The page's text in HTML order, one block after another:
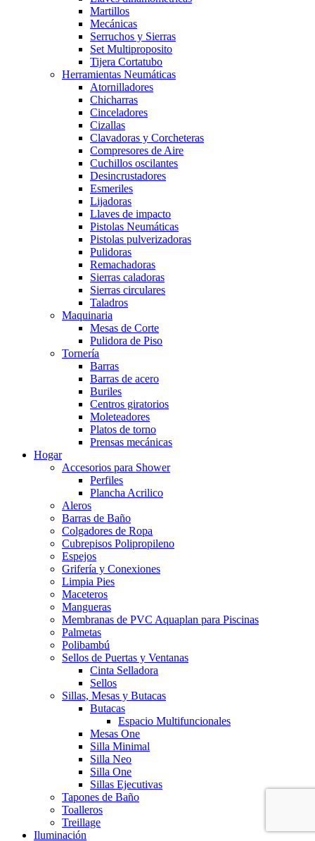
Martillos
Mecánicas
Serruchos y Sierras
Set Multiproposito
Tijera Cortatubo
Herramientas Neumáticas
Atornilladores
Chicharras
Cinceladores
Cizallas
Clavadoras y Corcheteras
Compresores de Aire
Cuchillos oscilantes
Desincrustadores
Esmeriles
Lijadoras
Llaves de impacto
Pistolas Neumáticas
Pistolas pulverizadoras
Pulidoras
Remachadoras
Sierras caladoras
Sierras circulares
Taladros
Maquinaria
Mesas de Corte
Pulidora de Piso
Tornería
Barras
Barras de acero
Buriles
Centros giratorios
Moleteadores
Platos de torno
Prensas mecánicas
Hogar
Accesorios para Shower
Perfiles
Plancha Acrilico
Aleros
Barras de Baño
Colgadores de Ropa
Cubrepisos Polipropileno
Espejos
Grifería y Conexiones
Limpia Pies
Maceteros
Mangueras
Membranas de PVC Aquaplan para Piscinas
Palmetas
Polibambú
Sellos de Puertas y Ventanas
Cinta Selladora
Sellos
Sillas, Mesas y Butacas
Butacas
Espacio Multifuncionales
Mesas One
Silla Minimal
Silla Neo
Silla One
Sillas Ejecutivas
Tapones de Baño
Toalleros
Treillage
Iluminación